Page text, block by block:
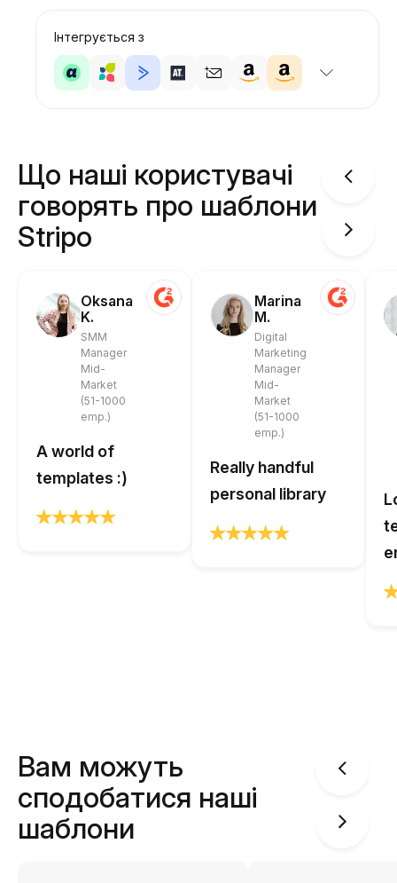
Інтегрується з
Що наші користувачі
говорять про шаблони
Stripo
Oksana
K.
SMM
Manager
Mid-
Market
(51-1000
emp.)
A world of
templates :)
Marina
M.
Digital
Marketing
Manager
Mid-
Market
(51-1000
emp.)
Really handful
personal library
Вам можуть
сподобатися наші
шаблони